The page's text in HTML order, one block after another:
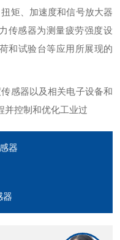
矩、加速度和信号放大器
传感器为测量疲劳强度设
和试验台等应用所展现的
感器以及相关电子设备和
并控制和优化工业过
器
器